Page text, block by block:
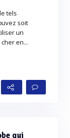
tels
soit
un
en...
qui